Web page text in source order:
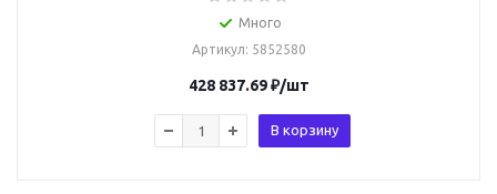
Много
Артикул: 5852580
428 837.69₽/шт
В корзину